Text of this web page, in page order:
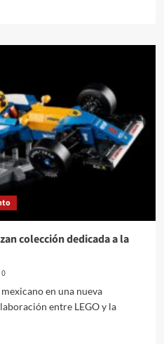
colección dedicada a la
0
en una nueva
entre LEGO y la